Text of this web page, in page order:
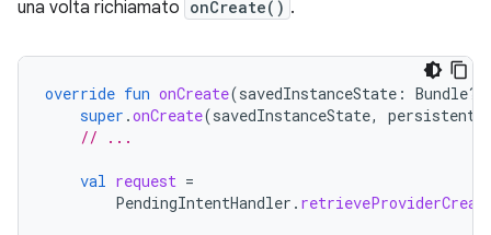
una volta richiamato onCreate() .
override fun onCreate(savedInstanceState : Bundle?,
super .onCreate(savedInstanceState,
// ...
val request =
PendingIntentHandler .